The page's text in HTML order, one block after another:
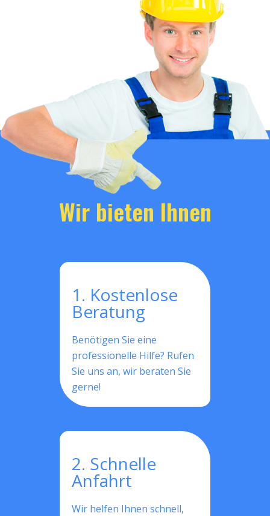
Wir bieten Ihnen
1. Kostenlose
Beratung
Benötigen Sie eine
professionelle Hilfe? Rufen
Sie uns an, wir beraten Sie
gerne!
2. Schnelle
Anfahrt
Wir helfen Ihnen schnell,